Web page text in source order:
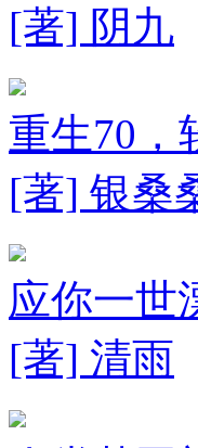
[著] 阴九
重生70，
[著] 银桑
应你一世
[著] 清雨